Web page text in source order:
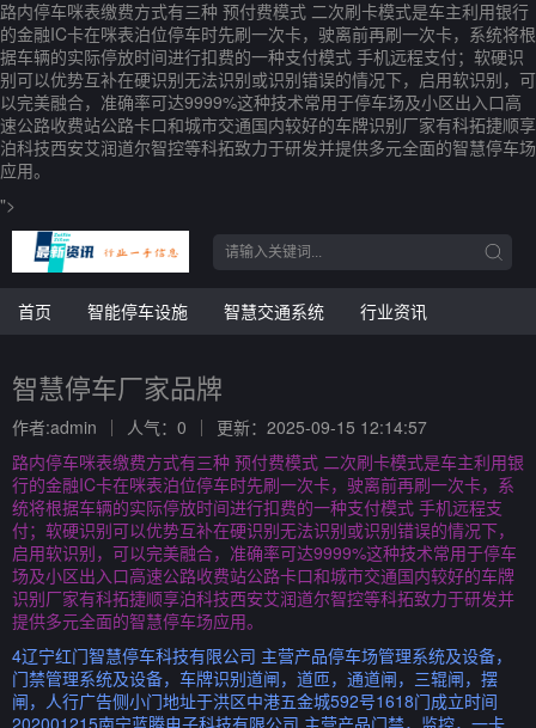
路内停车咪表缴费方式有三种 预付费模式 二次刷卡模式是车主利用银行
的金融IC卡在咪表泊位停车时先刷一次卡，驶离前再刷一次卡，系统将根
据车辆的实际停放时间进行扣费的一种支付模式 手机远程支付；软硬识
别可以优势互补在硬识别无法识别或识别错误的情况下，启用软识别，可
以完美融合，准确率可达9999%这种技术常用于停车场及小区出入口高
速公路收费站公路卡口和城市交通国内较好的车牌识别厂家有科拓捷顺享
泊科技西安艾润道尔智控等科拓致力于研发并提供多元全面的智慧停车场
应用。
">
首页 智能停车设施 智慧交通系统 行业资讯
智慧停车厂家品牌
作者:admin 人气：0
更新：2025-09-15 12:14:57
路内停车咪表缴费方式有三种 预付费模式 二次刷卡模式是车主利用银
行的金融IC卡在咪表泊位停车时先刷一次卡，驶离前再刷一次卡，系
统将根据车辆的实际停放时间进行扣费的一种支付模式 手机远程支
付；软硬识别可以优势互补在硬识别无法识别或识别错误的情况下，
启用软识别，可以完美融合，准确率可达9999%这种技术常用于停车
场及小区出入口高速公路收费站公路卡口和城市交通国内较好的车牌
识别厂家有科拓捷顺享泊科技西安艾润道尔智控等科拓致力于研发并
提供多元全面的智慧停车场应用。
4辽宁红门智慧停车科技有限公司 主营产品停车场管理系统及设备，
门禁管理系统及设备，车牌识别道闸，道匝，通道闸，三辊闸，摆
闸，人行广告侧小门地址于洪区中港五金城592号1618门成立时间
202001215南宁蓝腾电子科技有限公司 主营产品门禁，监控，一卡